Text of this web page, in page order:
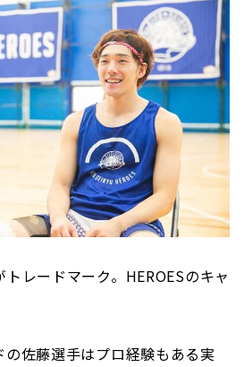
レードマーク。HEROESのキャ
佐藤選手はプロ経験もある実